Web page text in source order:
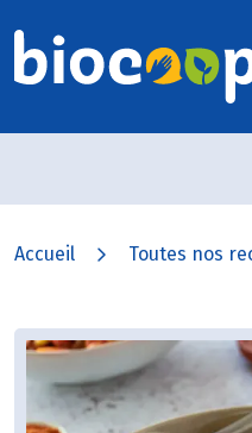
Accueil Toutes nos